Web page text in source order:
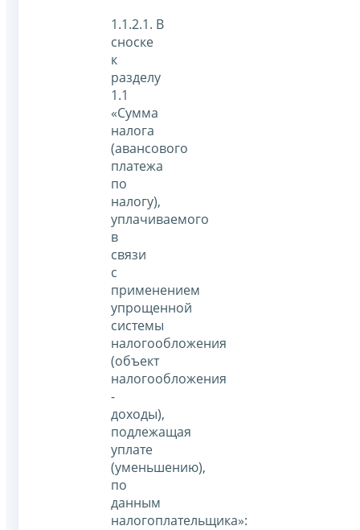
1.1.2.1. В
сноске
к
разделу
1.1
«Сумма
налога
(авансового
платежа
по
налогу),
уплачиваемого
в
связи
с
применением
упрощенной
системы
налогообложения
(объект
налогообложения
-
доходы),
подлежащая
уплате
(уменьшению),
по
данным
налогоплательщика»: